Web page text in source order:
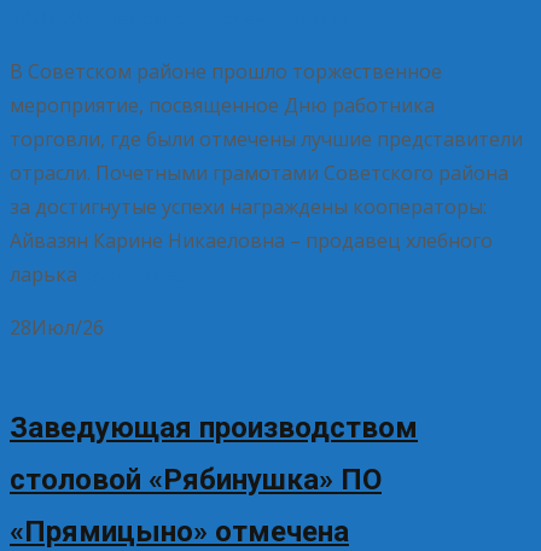
В Советском районе прошло торжественное
мероприятие, посвященное Дню работника
торговли, где были отмечены лучшие представители
отрасли. Почетными грамотами Советского района
за достигнутые успехи награждены кооператоры:
Айвазян Карине Никаеловна – продавец хлебного
ларька
28Июл/26
Заведующая производством
столовой «Рябинушка» ПО
«Прямицыно» отмечена